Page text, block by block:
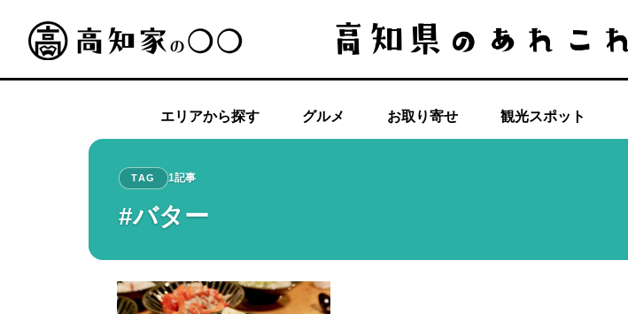
エリアから探す グルメ お取り寄せ 観光スポット
TAG 1記事
#バター